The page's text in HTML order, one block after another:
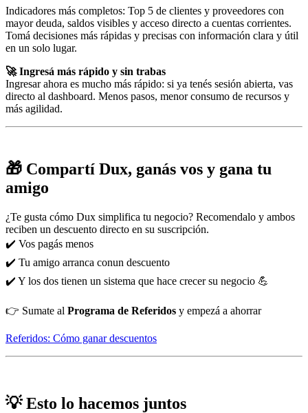
Indicadores más completos: Top 5 de clientes y proveedores con
mayor deuda, saldos visibles y acceso directo a cuentas corrientes.
Tomá decisiones más rápidas y precisas con información clara y útil
en un solo lugar.
🚀 Ingresá más rápido y sin trabas
Ingresar ahora es mucho más rápido: si ya tenés sesión abierta, vas
directo al dashboard. Menos pasos, menor consumo de recursos y
más agilidad.
🎁 Compartí Dux, ganás vos y gana tu
amigo
¿Te gusta cómo Dux simplifica tu negocio? Recomendalo y ambos
reciben un descuento directo en su suscripción.
✔️ Vos pagás menos
✔️ Tu amigo arranca conun descuento
✔️ Y los dos tienen un sistema que hace crecer su negocio 💪
👉 Sumate al Programa de Referidos y empezá a ahorrar
Referidos: Cómo ganar descuentos
💡Esto lo hacemos juntos